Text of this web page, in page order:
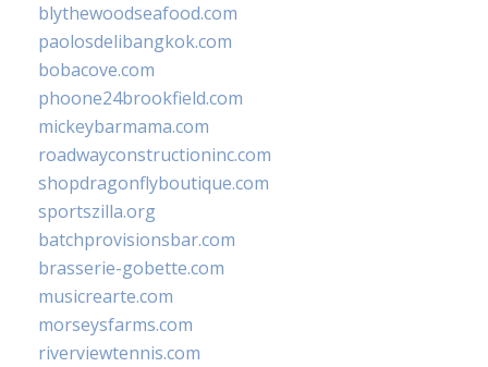
blythewoodseafood.com
paolosdelibangkok.com
bobacove.com
phoone24brookfield.com
mickeybarmama.com
roadwayconstructioninc.com
shopdragonflyboutique.com
sportszilla.org
batchprovisionsbar.com
brasserie-gobette.com
musicrearte.com
morseysfarms.com
riverviewtennis.com